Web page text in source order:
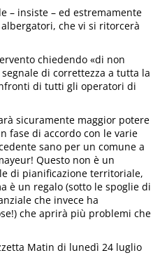
– insiste – ed estremamente
che vi si ritorcerà
chiedendo «di non
di correttezza a tutta la
di tutti gli operatori di
sicuramente maggior potere
fase di accordo con le varie
sano per un comune a
Questo non è un
di pianificazione territoriale,
è un regalo (sotto le spoglie di
che invece ha
che aprirà più problemi che
Matin di lunedì 24 luglio